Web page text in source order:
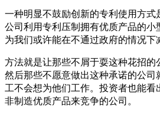
一种明显不鼓励创新的专利使用方
公司利用专利压制拥有优质产品的
为我们或许能在不通过政府的情况下
方法就是让那些不屑于耍这种花招的
然后那些不愿意做出这种承诺的公司
工不会想为他们工作。投资者也能
非制造优质产品来竞争的公司。